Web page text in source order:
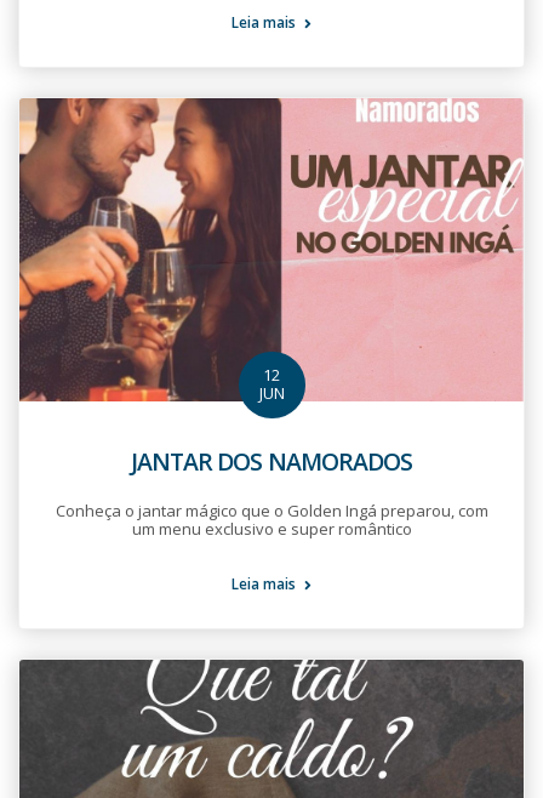
Leia mais
12
JUN
JANTAR DOS NAMORADOS
Conheça o jantar mágico que o Golden Ingá preparou, com
um menu exclusivo e super romântico
Leia mais